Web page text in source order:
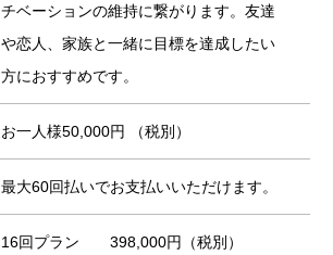
チベーションの維持に繋がります。友達
や恋人、家族と一緒に目標を達成したい
方におすすめです。
お一人様50,000円 （税別）
最大60回払いでお支払いいただけます。
16回プラン 398,000円（税別）